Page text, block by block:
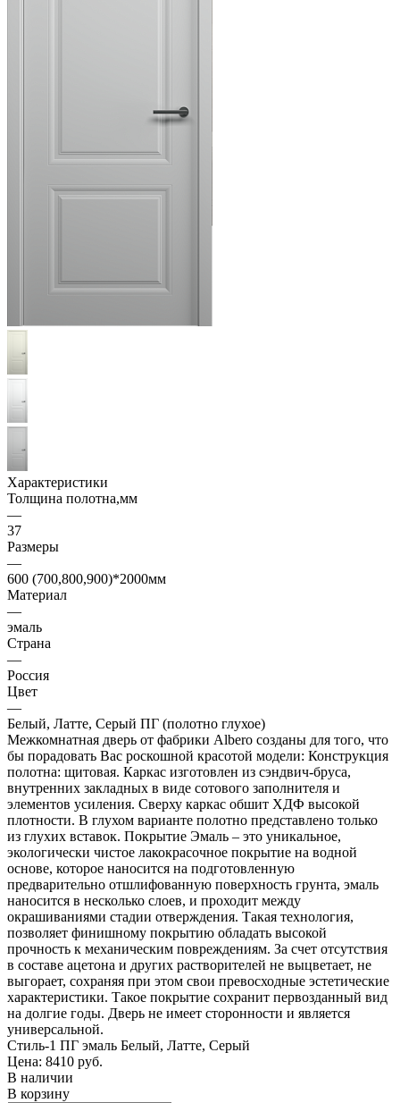
Характеристики
Толщина полотна,мм
—
37
Размеры
—
600 (700,800,900)*2000мм
Материал
—
эмаль
Страна
—
Россия
Цвет
—
Белый, Латте, Серый ПГ (полотно глухое)
Межкомнатная дверь от фабрики Albero созданы для того, что
бы порадовать Вас роскошной красотой модели: Конструкция
полотна: щитовая. Каркас изготовлен из сэндвич-бруса,
внутренних закладных в виде сотового заполнителя и
элементов усиления. Сверху каркас обшит ХДФ высокой
плотности. В глухом варианте полотно представлено только
из глухих вставок. Покрытие Эмаль – это уникальное,
экологически чистое лакокрасочное покрытие на водной
основе, которое наносится на подготовленную
предварительно отшлифованную поверхность грунта, эмаль
наносится в несколько слоев, и проходит между
окрашиваниями стадии отверждения. Такая технология,
позволяет финишному покрытию обладать высокой
прочность к механическим повреждениям. За счет отсутствия
в составе ацетона и других растворителей не выцветает, не
выгорает, сохраняя при этом свои превосходные эстетические
характеристики. Такое покрытие сохранит первозданный вид
на долгие годы. Дверь не имеет сторонности и является
универсальной.
Стиль-1 ПГ эмаль Белый, Латте, Серый
Цена: 8410 руб.
В наличии
В корзину